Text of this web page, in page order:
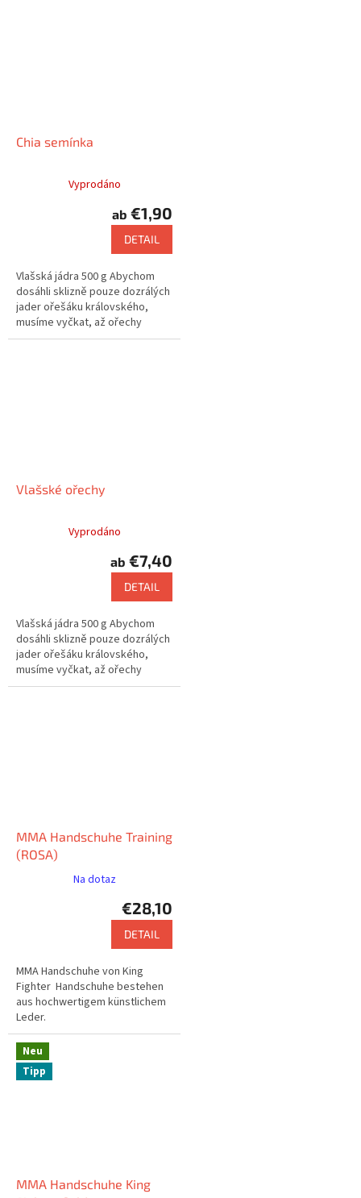
Chia semínka
Vyprodáno
ab €1,90
DETAIL
Vlašská jádra 500 g Abychom
dosáhli sklizně pouze dozrálých
jader ořešáku královského,
musíme vyčkat, až ořechy
samovolně spadnou na zem.
Vlašské ořechy
Vyprodáno
ab €7,40
DETAIL
Vlašská jádra 500 g Abychom
dosáhli sklizně pouze dozrálých
jader ořešáku královského,
musíme vyčkat, až ořechy
samovolně spadnou na zem.
MMA Handschuhe Training
(ROSA)
Na dotaz
€28,10
DETAIL
MMA Handschuhe von King
Fighter Handschuhe bestehen
aus hochwertigem künstlichem
Leder.
Neu
Tipp
MMA Handschuhe King